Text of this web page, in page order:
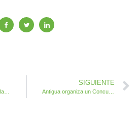
Antigua desinfecta todas las zonas y localizaciones concurridas del Municipio
SIGUIENTE
Antigua organiza un Concurso de Cuentos y Microrrelatos Desde Casa